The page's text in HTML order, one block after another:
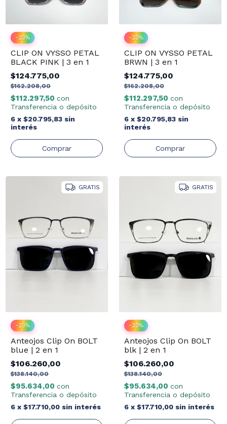
-23%
CLIP ON VYSSO PETAL
BLACK PINK | 3 en 1
$124.775,00
$162.208,00
$112.297,50 con
Transferencia o depósito
6 x $20.795,83 sin
interés
-23%
CLIP ON VYSSO PETAL
BRWN | 3 en 1
$124.775,00
$162.208,00
$112.297,50 con
Transferencia o depósito
6 x $20.795,83 sin
interés
GRATIS
-23%
Anteojos Clip On BOLT
blue | 2 en 1
$106.260,00
$138.140,00
$95.634,00 con
Transferencia o depósito
6 x $17.710,00 sin interés
GRATIS
-23%
Anteojos Clip On BOLT
blk | 2 en 1
$106.260,00
$138.140,00
$95.634,00 con
Transferencia o depósito
6 x $17.710,00 sin interés